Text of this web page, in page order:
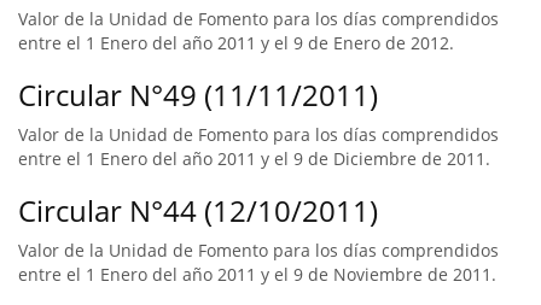
Valor de la Unidad de Fomento para los días comprendidos
entre el 1 Enero del año 2011 y el 9 de Enero de 2012.
Circular N°49 (11/11/2011)
Valor de la Unidad de Fomento para los días comprendidos
entre el 1 Enero del año 2011 y el 9 de Diciembre de 2011.
Circular N°44 (12/10/2011)
Valor de la Unidad de Fomento para los días comprendidos
entre el 1 Enero del año 2011 y el 9 de Noviembre de 2011.